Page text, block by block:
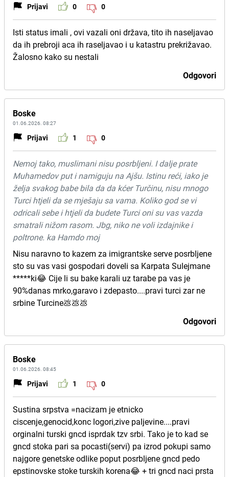
Prijavi 0 0
Isti status imali , ovi vazali oni država, tito ih naseljavao
da ih prebroji aca ih raseljavao i u katastru prekrižavao.
Žalosno kako su nestali
Odgovori
Boske
01.06.2026. 08:27
Prijavi 1 0
Nemoj tako, muslimani nisu posrbljeni. I dalje prate
Muhamedov put i namiguju na Ajšu. Istinu reći, iako je
želja svakog babe bila da da kćer Turčinu, nisu mnogo
Turci htjeli da se mješaju sa vama. Koliko god se vi
odricali sebe i htjeli da budete Turci oni su vas vazda
smatrali nižom rasom. Jbg, niko ne voli izdajnike i
poltrone. ka Hamdo moj
Nisu naravno to kazem za imigrantske serve posrbljene
sto su vas vasi gospodari doveli sa Karpata Sulejmane
*****ki😂 Cije li su bake karali uz tarabe pa vas je
90%danas mrko,garavo i zdepasto....pravi turci zar ne
srbine Turcine💩💩💩
Odgovori
Boske
01.06.2026. 08:45
Prijavi 1 0
Sustina srpstva =nacizam je etnicko
ciscenje,genocid,konc logori,zive paljevine....pravi
orginalni turski gncd isprdak tzv srbi. Tako je to kad se
gncd stoka pari sa pocasti(servi) pa izrod pokupi samo
najgore genetske odlike poput posrbljene gncd pedo
epstinovske stoke turskih korena😂 + tri gncd naci prsta